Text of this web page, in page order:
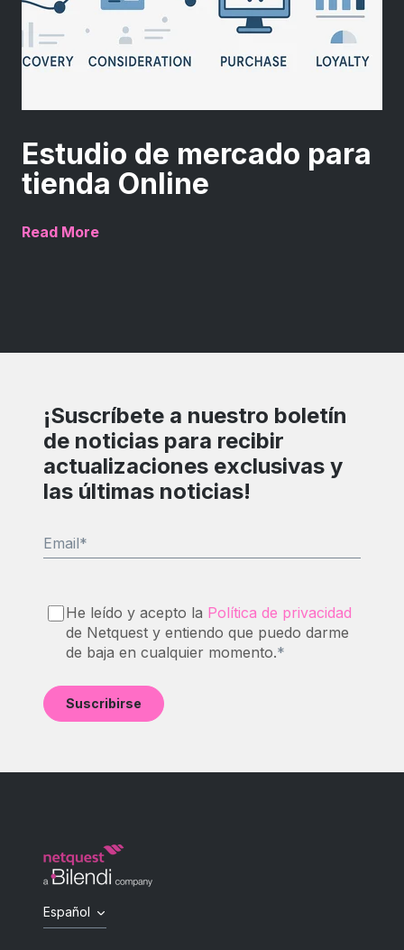
Estudio de mercado para
tienda Online
Read More
¡Suscríbete a nuestro boletín
de noticias para recibir
actualizaciones exclusivas y
las últimas noticias!
Email*
He leído y acepto la Política de privacidad
de Netquest y entiendo que puedo darme
de baja en cualquier momento.*
Español